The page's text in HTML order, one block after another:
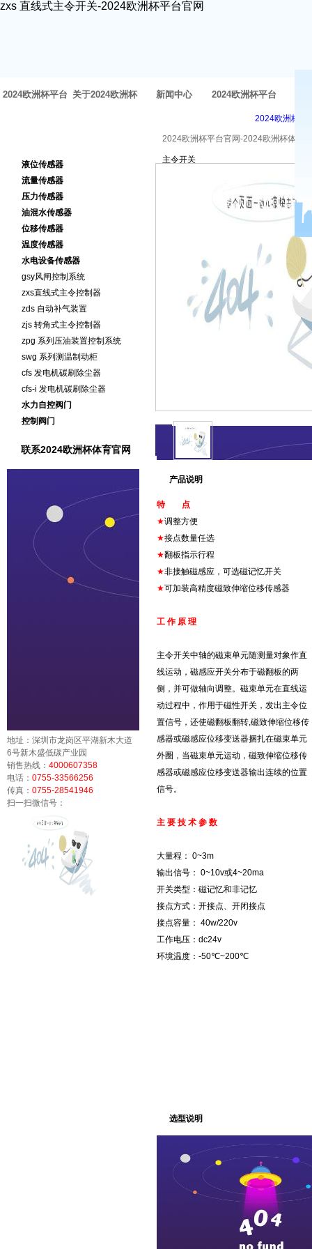
zxs 直线式主令开关-2024欧洲杯平台官网
2024欧洲杯平台
体育官网
关于2024欧洲杯 新闻中心 2024欧洲杯平台
2024欧洲杯平
中心
液位传感器
流量传感器
压力传感器
油混水传感器
位移传感器
温度传感器
水电设备传感器
gsy风闸控制系统
zxs直线式主令控制器
zds 自动补气装置
zjs 转角式主令控制器
zpg 系列压油装置控制系统
swg 系列测温制动柜
cfs 发电机碳刷除尘器
cfs-i 发电机碳刷除尘器
水力自控阀门
控制阀门
联系2024欧洲杯体育官网
地址：深圳市龙岗区平湖新木大道
6号新木盛低碳产业园
销售热线： 4000607358
电话： 0755-33566256
传真： 0755-28541946
扫一扫微信号：
2024欧洲杯平台官网-2024欧洲杯体育
主令开关
产品说明
特 点
★调整方便
★接点数量任选
★翻板指示行程
★非接触磁感应，可选磁记忆开关
★可加装高精度磁致伸缩位移传感器
工 作 原 理
主令开关中轴的磁束单元随测量对象作直
线运动，磁感应开关分布于磁翻板的两
侧，并可做轴向调整。磁束单元在直线运
动过程中，作用于磁性开关，发出主令位
置信号，还使磁翻板翻转,磁致伸缩位移传
感器或磁感应位移变送器捆扎在磁束单元
外圈，当磁束单元运动，磁致伸缩位移传
感器或磁感应位移变送器输出连续的位置
信号。
主 要 技 术 参 数
大量程： 0~3m
输出信号： 0~10v或4~20ma
开关类型：磁记忆和非记忆
接点方式：开接点、开闭接点
接点容量： 40w/220v
工作电压：dc24v
环境温度：-50℃~200℃
选型说明